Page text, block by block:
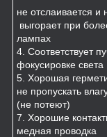
не отслаивается и
выгорает при
лампах
4. Соответствует
фокусировке света
5. Хорошая
не пропускать
(не потеют)
7. Хорошие
медная проводка